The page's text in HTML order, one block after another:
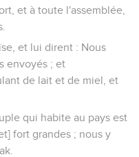
et à toute l'assemblée,
et lui dirent : Nous
envoyés ; et
de lait et de miel, et
qui habite au pays est
fort grandes ; nous y